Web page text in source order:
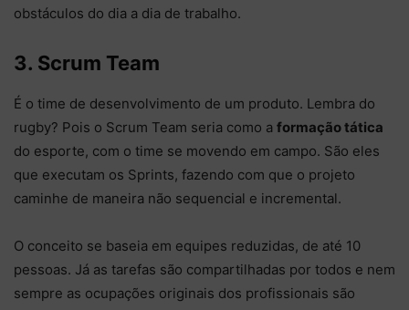
obstáculos do dia a dia de trabalho.
3. Scrum Team
É o time de desenvolvimento de um produto. Lembra do
rugby? Pois o Scrum Team seria como a formação tática
do esporte, com o time se movendo em campo. São eles
que executam os Sprints, fazendo com que o projeto
caminhe de maneira não sequencial e incremental.
O conceito se baseia em equipes reduzidas, de até 10
pessoas. Já as tarefas são compartilhadas por todos e nem
sempre as ocupações originais dos profissionais são